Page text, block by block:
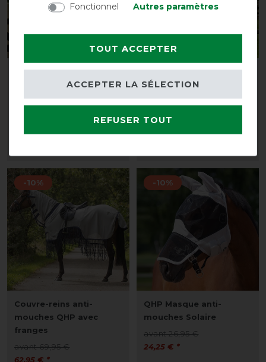
Couverture anti-
mouches QHP Combo
avec couvre-cou
Couvre-reins anti-
mouches QHP avec
couvre-cou
-10%
Couvre-reins anti-
mouches QHP avec
franges
avant 69,95 €
62,95 € *
-10%
QHP Masque anti-
mouches Solaire
avant 26,95 €
24,25 € *
Fonctionnel
Autres paramètres
TOUT ACCEPTER
REFUSER TOUT
ACCEPTER LA SÉLECTION